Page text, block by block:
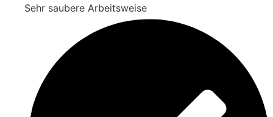
Sehr saubere Arbeitsweise